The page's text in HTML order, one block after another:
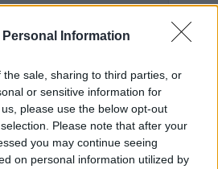
Information
sale, sharing to third parties, or
or sensitive information for
please use the below opt-out
Please note that after your
you may continue seeing
on personal information utilized by
έχουν ξεχυθεί
Πάτρας, όπως συμβαίνει
ικροί και μεγάλοι